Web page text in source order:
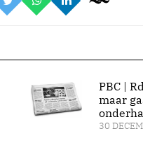
PBC |
maar
30